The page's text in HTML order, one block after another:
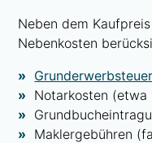
Neben dem
Nebenkosten
Grunderwerbsteuer
Notarkosten (etwa
Maklergebühren